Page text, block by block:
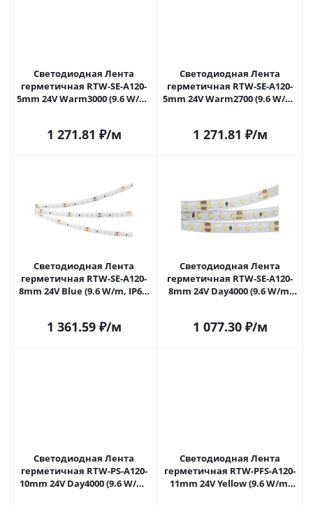
Светодиодная Лента
герметичная RTW-SE-A120-
5mm 24V Warm3000 (9.6 W/m,
1 271.81 ₽/м
Светодиодная Лента
герметичная RTW-SE-A120-
5mm 24V Warm2700 (9.6 W/m,
1 271.81 ₽/м
Светодиодная Лента
герметичная RTW-SE-A120-
8mm 24V Blue (9.6 W/m, IP65,
1 361.59₽/м
Светодиодная Лента
герметичная RTW-SE-A120-
8mm 24V Day4000 (9.6 W/m,
Самаре
1 077.30₽/м
Светодиодная Лента
герметичная RTW-PS-A120-
10mm 24V Day4000 (9.6 W/m,
Светодиодная Лента
герметичная RTW-PFS-A120-
11mm 24V Yellow (9.6 W/m,